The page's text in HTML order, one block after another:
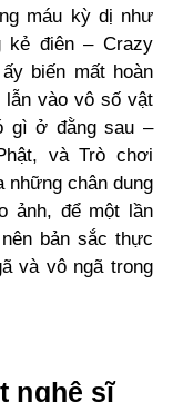
máu kỳ dị như
kẻ điên – Crazy
biến mất hoàn
lẫn vào vô số vật
gì ở đằng sau –
và Trò chơi
những chân dung
ảnh, để một lần
bản sắc thực
và vô ngã trong
nghệ sĩ